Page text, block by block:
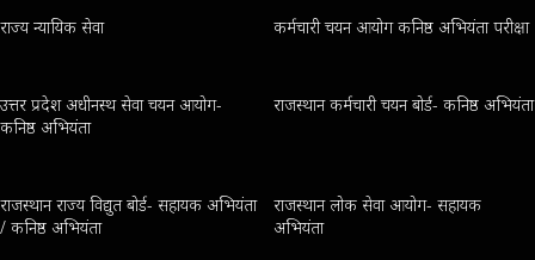
राज्य न्यायिक सेवा कर्मचारी चयन आयोग कनिष्ठ अभियंता परीक्षा
उत्तर प्रदेश अधीनस्थ सेवा चयन आयोग-
कनिष्ठ अभियंता
राजस्थान कर्मचारी चयन बोर्ड- कनिष्ठ अभियंता
राजस्थान राज्य विद्युत बोर्ड- सहायक अभियंता
/ कनिष्ठ अभियंता
राजस्थान लोक सेवा आयोग- सहायक
अभियंता